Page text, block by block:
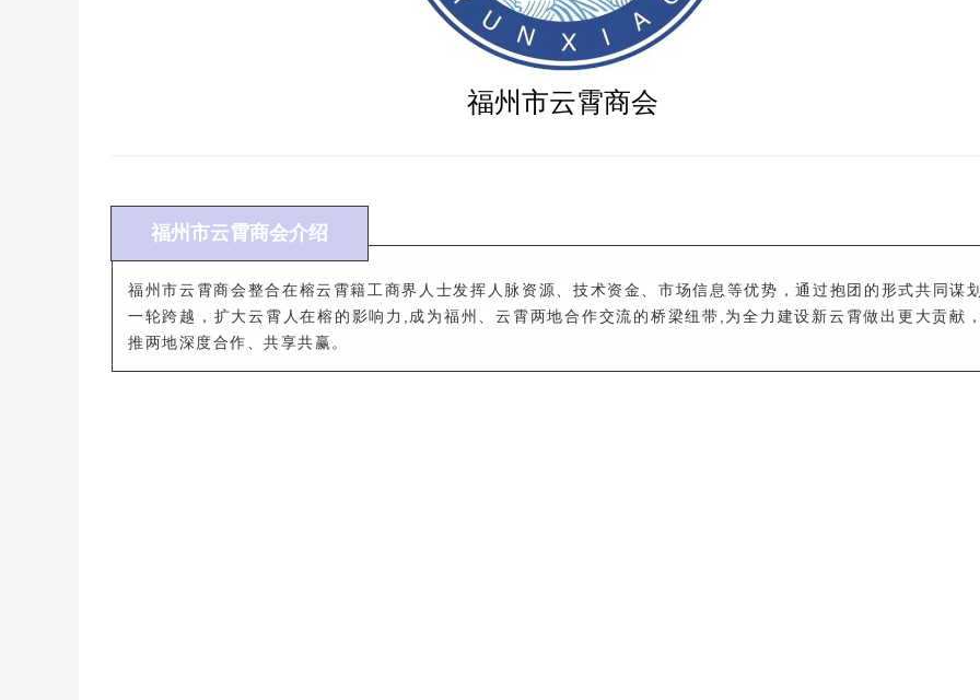
福州市云霄商会
福州市云霄商会介绍
福州市云霄商会整合在榕云霄籍工商界人士发挥人脉资源、技术资金、市场信息等优势，通过抱团的形式共同谋
一轮跨越，扩大云霄人在榕的影响力,成为福州、云霄两地合作交流的桥梁纽带,为全力建设新云霄做出更大贡献
推两地深度合作、共享共赢。